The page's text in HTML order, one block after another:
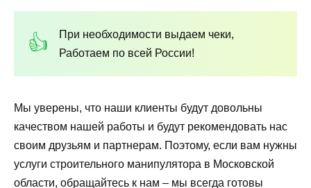
При необходимости выдаем чеки,
Работаем по всей России!
Мы уверены, что наши клиенты будут довольны
качеством нашей работы и будут рекомендовать нас
своим друзьям и партнерам. Поэтому, если вам нужны
услуги строительного манипулятора в Московской
области, обращайтесь к нам – мы всегда готовы